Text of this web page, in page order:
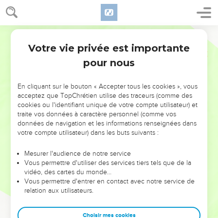
NE MANQUEZ PAS L’ÉVÉNEMENT
DE L’ANNÉE !
ET SI LEURS ERREURS POUVAIENT VOUS ÉVITER LES
VOTRES ?
leur foi ou leur vision. Mais on voit moins les doutes, les erreurs
et les saisons difficiles qu'ils ont traversés, alors même que ce
sont elles qui les ont façonnés.
Dans cette conférence, leaders, entrepreneurs, et responsables
clés pour avancer avec plus de sagesse afin que leurs erreurs
Votre vie privée est importante
pour nous
En cliquant sur le bouton « Accepter tous les cookies », vous
acceptez que TopChrétien utilise des traceurs (comme des
cookies ou l'identifiant unique de votre compte utilisateur) et
traite vos données à caractère personnel (comme vos
données de navigation et les informations renseignées dans
votre compte utilisateur) dans les buts suivants :
Mesurer l'audience de notre service
Vous permettre d'utiliser des services tiers tels que de la
vidéo, des cartes du monde…
Vous permettre d'entrer en contact avec notre service de
relation aux utilisateurs.
Choisir mes cookies